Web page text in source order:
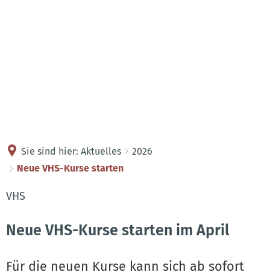
Sie sind hier: Aktuelles
2026
Neue VHS-Kurse starten
VHS
Neue VHS-Kurse starten im April
Für die neuen Kurse kann sich ab sofort